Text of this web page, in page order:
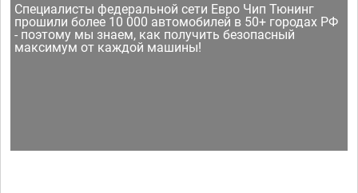
Специалисты федеральной сети Евро Чип Тюнинг
прошили более 10 000 автомобилей в 50+ городах РФ
- поэтому мы знаем, как получить безопасный
максимум от каждой машины!